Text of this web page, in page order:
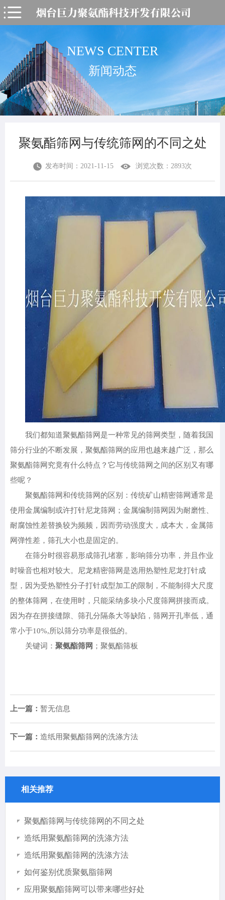
NEWS CENTER
新闻动态
聚氨酯筛网与传统筛网的不同之处
发布时间：2021-11-15 浏览次数：2893次
我们都知道聚氨酯筛网是一种常见的筛网类型，随着我国
筛分行业的不断发展，聚氨酯筛网的应用也越来越广泛，那么
聚氨酯筛网究竟有什么特点？它与传统筛网之间的区别又有哪
些呢？
聚氨酯筛网和传统筛网的区别：传统矿山精密筛网通常是
使用金属编制或许打针尼龙筛网；金属编制筛网因为耐磨性、
耐腐蚀性差替换较为频频，因而劳动强度大，成本大，金属筛
网弹性差，筛孔大小也是固定的。
在筛分时很容易形成筛孔堵塞，影响筛分功率，并且作业
时噪音也相对较大。尼龙精密筛网是选用热塑性尼龙打针成
型，因为受热塑性分子打针成型加工的限制，不能制得大尺度
的整体筛网，在使用时，只能采纳多块小尺度筛网拼接而成。
因为存在拼接缝隙、筛孔分隔条大等缺陷，筛网开孔率低，通
常小于10%,所以筛分功率是很低的。
关键词： 聚氨酯筛网 ；聚氨酯筛板
上一篇： 暂无信息
下一篇： 造纸用聚氨酯筛网的洗涤方法
相关推荐
聚氨酯筛网与传统筛网的不同之处
造纸用聚氨酯筛网的洗涤方法
造纸用聚氨酯筛网的洗涤方法
如何鉴别优质聚氨脂筛网
应用聚氨酯筛网可以带来哪些好处